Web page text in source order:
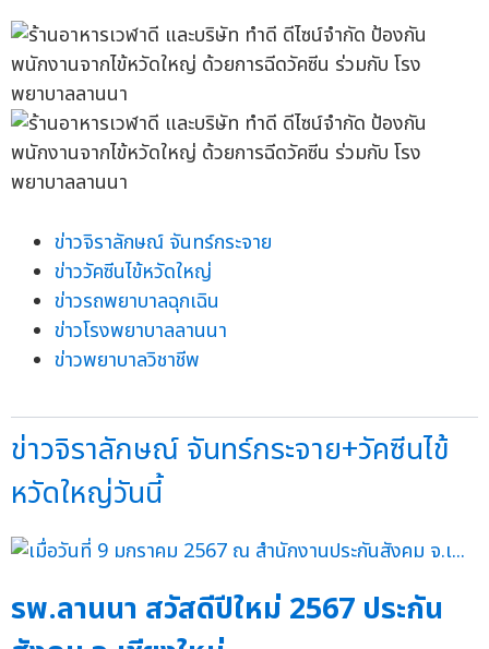
ข่าวจิราลักษณ์ จันทร์กระจาย
ข่าววัคซีนไข้หวัดใหญ่
ข่าวรถพยาบาลฉุกเฉิน
ข่าวโรงพยาบาลลานนา
ข่าวพยาบาลวิชาชีพ
ข่าวจิราลักษณ์ จันทร์กระจาย+วัคซีนไข้
หวัดใหญ่วันนี้
รพ.ลานนา สวัสดีปีใหม่ 2567 ประกัน